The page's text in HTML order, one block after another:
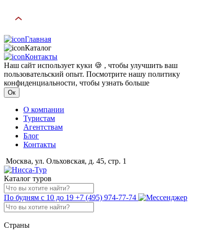
Главная
Каталог
Контакты
Наш сайт использует куки 🍪 , чтобы улучшить ваш
пользовательский опыт. Посмотрите нашу политику
конфиденциальности, чтобы узнать больше
Ок
О компании
Туристам
Агентствам
Блог
Контакты
Москва, ул. Ольховская, д. 45, стр. 1
Каталог туров
По будням с 10 до 19 +7 (495) 974-77-74
Страны